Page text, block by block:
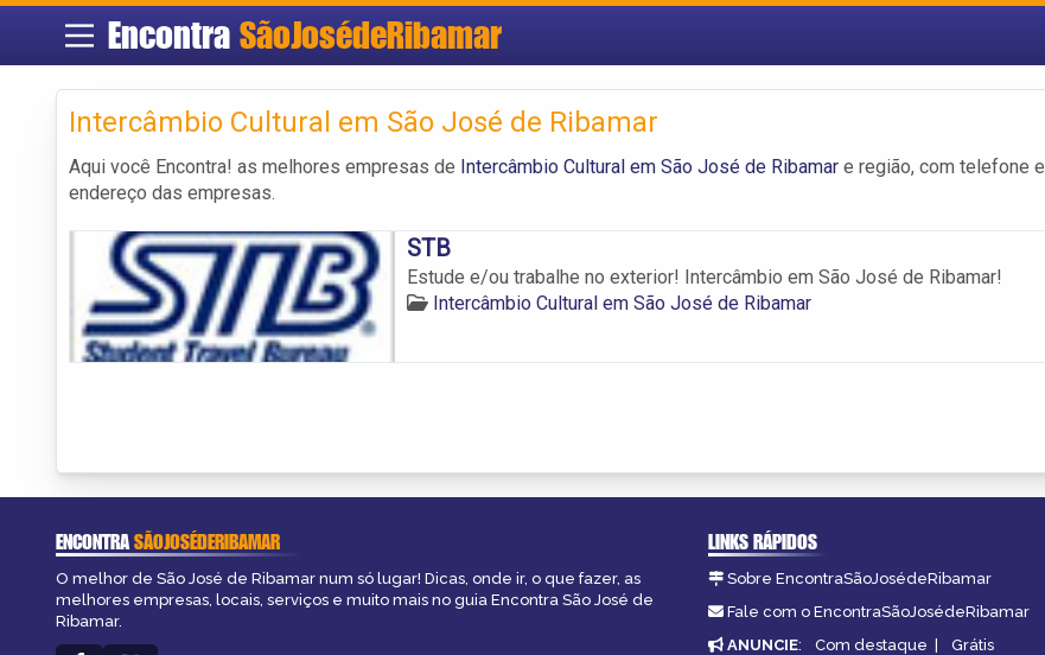
Encontra SãoJosédeRibamar
Intercâmbio Cultural em São José de Ribamar
Aqui você Encontra! as melhores empresas de Intercâmbio Cultural em São José de Ribamar e região, com telefone e
endereço das empresas.
STB
Estude e/ou trabalhe no exterior! Intercâmbio em São José de Ribamar!
Intercâmbio Cultural em São José de Ribamar
ENCONTRASÃOJOSÉDERIBAMAR
O melhor de São José de Ribamar num só lugar! Dicas, onde ir, o que fazer, as
melhores empresas, locais, serviços e muito mais no guia Encontra São José de
Ribamar.
LINKS RÁPIDOS
Sobre EncontraSãoJosédeRibamar
Fale com o EncontraSãoJosédeRibamar
ANUNCIE: Com destaque | Grátis